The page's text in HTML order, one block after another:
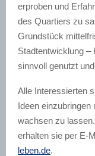
erproben und
des Quartiers zu
Grundstück
Stadtentwicklung –
sinnvoll genutzt
Alle Interessierten
Ideen
wachsen zu
erhalten sie per E-
leben.de.